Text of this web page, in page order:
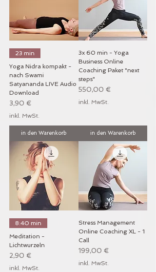
23 min
Yoga Nidra kompakt -
nach Swami
Satyananda LIVE Audio
Download
Preis
3,90 €
inkl. MwSt.
in den Warenkorb
3x 60 min - Yoga
Business Online
Coaching Paket "next
steps"
Preis
550,00 €
inkl. MwSt.
in den Warenkorb
8:40 min
Meditation -
Lichtwurzeln
Preis
2,90 €
inkl. MwSt.
Stress Management
Online Coaching XL - 1
Call
Preis
199,00 €
inkl. MwSt.